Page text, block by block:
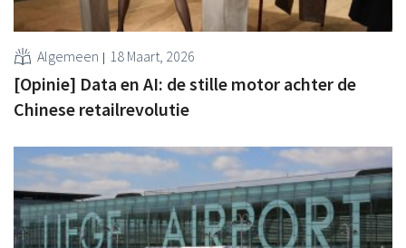
Algemeen 18 Maart, 2026
[Opinie] Data en AI: de stille motor achter de
Chinese retailrevolutie